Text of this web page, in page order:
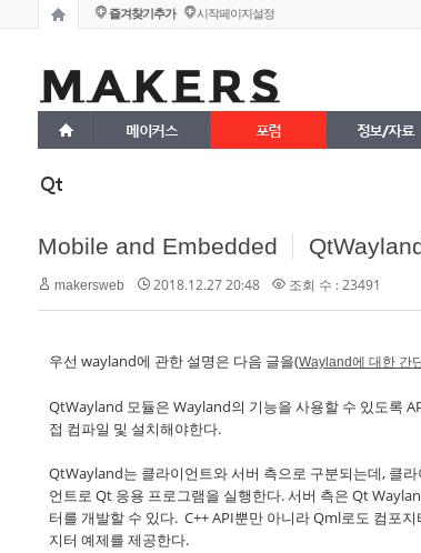
즐겨찾기추가 시작페이지설정
메이커스 포럼 정보/자료
Qt
Mobile and Embedded
makersweb 2018.12.27 20:48 조회 수 : 23491
우선 wayland에 관한 설명은 다음 글을(Wayland에 대한 간
QtWayland 모듈은 Wayland의 기능을 사용할 수 있도록
접 컴파일 및 설치해야한다.
QtWayland는 클라이언트와 서버 측으로 구분되는데, 클
언트로 Qt 응용 프로그램을 실행한다. 서버 측은 Qt
터를 개발할 수 있다. C++ API뿐만 아니라 Qml로도 컴포
지터 예제를 제공한다.